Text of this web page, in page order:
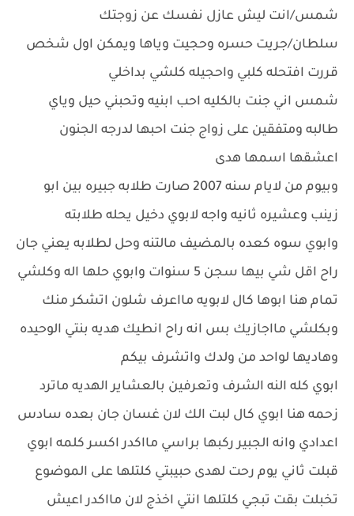
شمس/انت ليش عازل نفسك عن زوجتك
سلطان/جريت حسره وحجيت وياها ويمكن اول شخص
قررت افتحله كلبي واحجيله كلشي بداخلي
شمس اني جنت بالكليه احب ابنيه وتحبني حيل وياي
طالبه ومتفقين على زواج جنت احبها لدرجه الجنون
اعشقها اسمها هدى
وبيوم من لايام سنه 2007 صارت طلابه جبيره بين ابو
زينب وعشيره ثانيه واجه لابوي دخيل يحله طلابته
وابوي سوه كعده بالمضيف مالتنه وحل لطلابه يعني جان
راح اقل شي بيها سجن 5 سنوات وابوي حلها اله وكلشي
تمام هنا ابوها كال لابويه مااعرف شلون اتشكر منك
وبكلشي مااجازيك بس انه راح انطيك هديه بنتي الوحيده
وهاديها لواحد من ولدك واتشرف بيكم
ابوي كله النه الشرف وتعرفين بالعشاير الهديه ماترد
زحمه هنا ابوي كال لبت الك لان غسان جان بعده سادس
اعدادي وانه الجبير ركبها براسي مااكدر اكسر كلمه ابوي
قبلت ثاني يوم رحت لهدى حبيبتي كلتلها على الموضوع
تخبلت بقت تبجي كلتلها انتي اخذج لان مااكدر اعيش